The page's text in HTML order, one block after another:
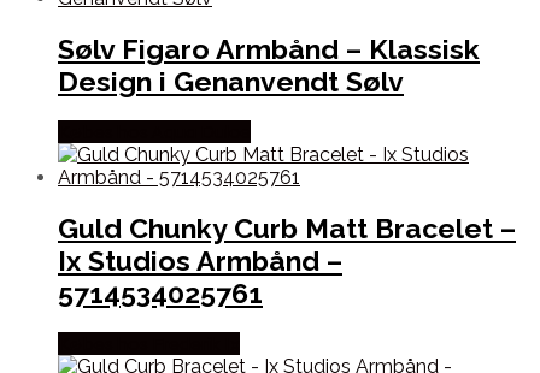
Sølv Figaro Armbånd – Klassisk
Design i Genanvendt Sølv
Guld Chunky Curb Matt Bracelet –
Ix Studios Armbånd –
5714534025761